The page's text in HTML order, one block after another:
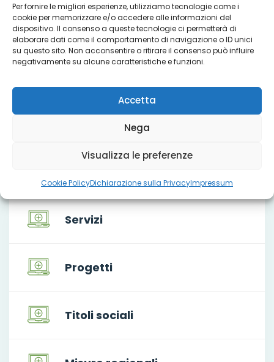
Per fornire le migliori esperienze, utilizziamo tecnologie come i
cookie per memorizzare e/o accedere alle informazioni del
dispositivo. Il consenso a queste tecnologie ci permetterà di
elaborare dati come il comportamento di navigazione o ID unici
su questo sito. Non acconsentire o ritirare il consenso può influire
negativamente su alcune caratteristiche e funzioni.
Accetta
Nega
Visualizza le preferenze
Cookie PolicyDichiarazione sulla PrivacyImpressum
Cerca
Search
Che cosa facciamo
Servizi
Progetti
Titoli sociali